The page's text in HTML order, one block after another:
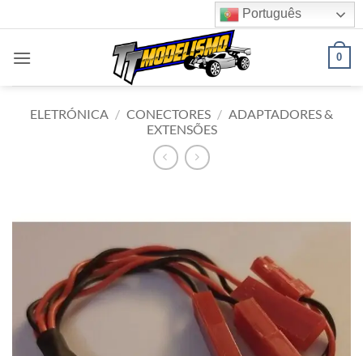
to
content
Português
0
ELETRÓNICA / CONECTORES / ADAPTADORES &
EXTENSÕES